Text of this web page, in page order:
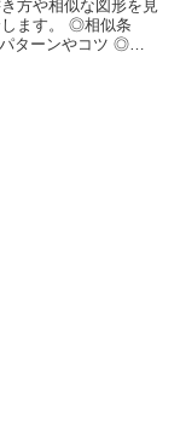
方や相似な図形を見
します。 ◎相似条
ターンやコツ ◎相